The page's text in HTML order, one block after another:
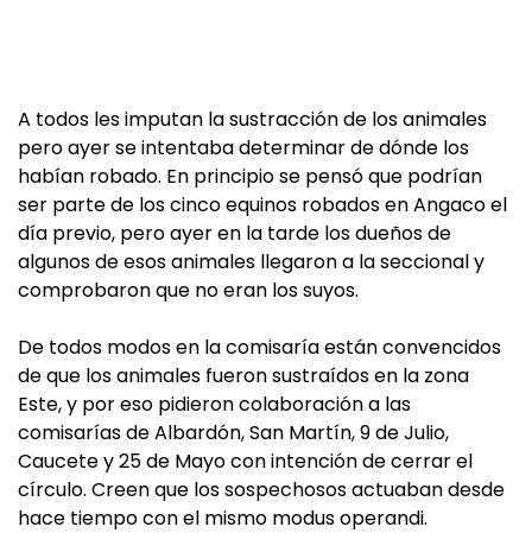
A todos les imputan la sustracción de los animales
pero ayer se intentaba determinar de dónde los
habían robado. En principio se pensó que podrían
ser parte de los cinco equinos robados en Angaco el
día previo, pero ayer en la tarde los dueños de
algunos de esos animales llegaron a la seccional y
comprobaron que no eran los suyos.
De todos modos en la comisaría están convencidos
de que los animales fueron sustraídos en la zona
Este, y por eso pidieron colaboración a las
comisarías de Albardón, San Martín, 9 de Julio,
Caucete y 25 de Mayo con intención de cerrar el
círculo. Creen que los sospechosos actuaban desde
hace tiempo con el mismo modus operandi.